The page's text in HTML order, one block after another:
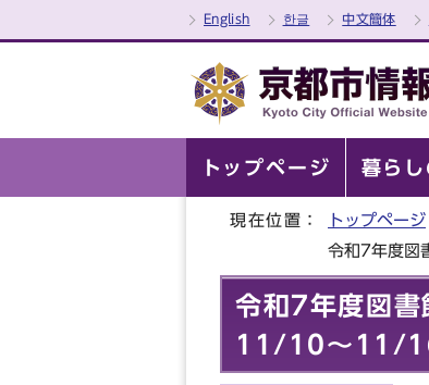
English 한글 中文簡体
トップページ 暮らし
現在位置： トップページ
令和7年度図
令和7年度図書
11/10～11/